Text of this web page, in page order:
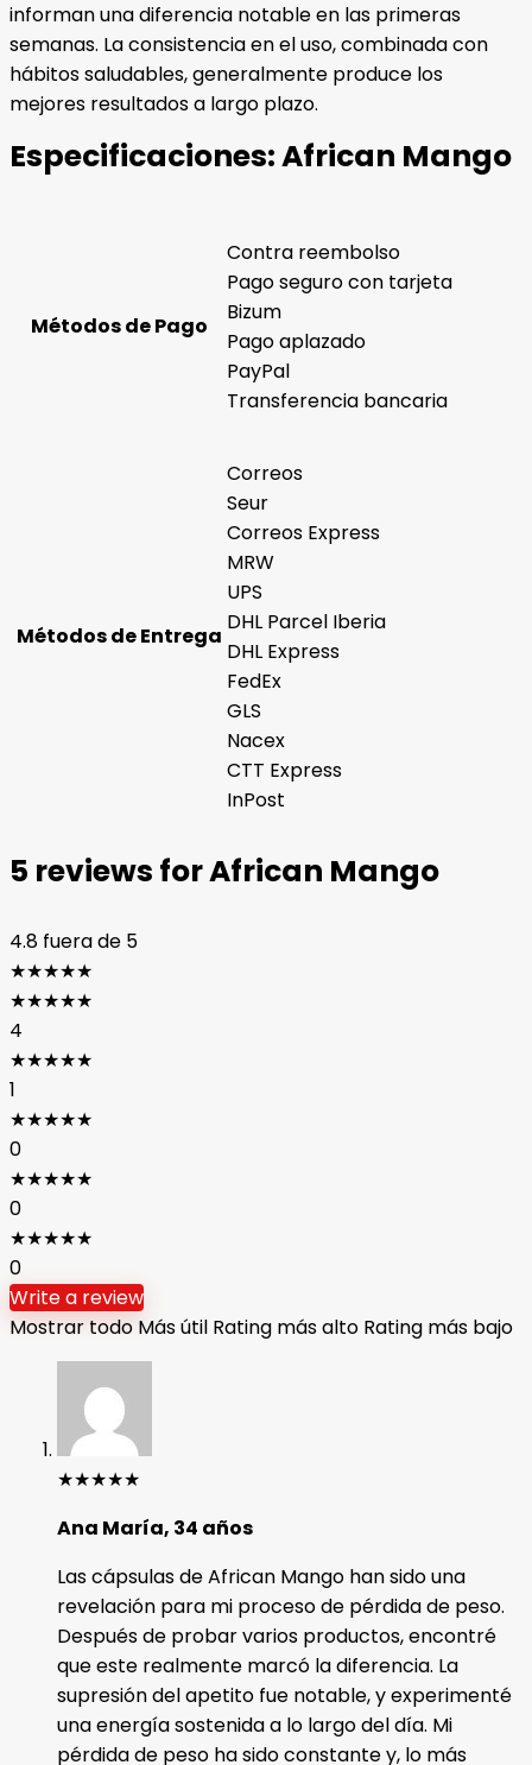
informan una diferencia notable en las primeras
semanas. La consistencia en el uso, combinada con
hábitos saludables, generalmente produce los
mejores resultados a largo plazo.
Especificaciones:African Mango
Métodos de Pago
Contra reembolso
Pago seguro con tarjeta
Bizum
Pago aplazado
PayPal
Transferencia bancaria
Métodos de Entrega
Correos
Seur
Correos Express
MRW
UPS
DHL Parcel Iberia
DHL Express
FedEx
GLS
Nacex
CTT Express
InPost
5 reviews forAfrican Mango
4.8 fuera de 5
★★★★★
★★★★★
4
★★★★★
1
★★★★★
0
★★★★★
0
★★★★★
0
Write a review
Mostrar todo Más útil Rating más alto Rating más bajo
★★★★★
Ana María, 34 años
Las cápsulas de African Mango han sido una
revelación para mi proceso de pérdida de peso.
Después de probar varios productos, encontré
que este realmente marcó la diferencia. La
supresión del apetito fue notable, y experimenté
una energía sostenida a lo largo del día. Mi
pérdida de peso ha sido constante y, lo más